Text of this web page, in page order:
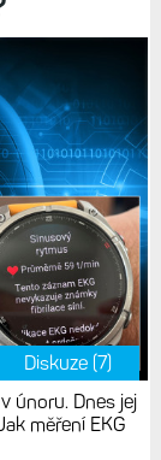
Diskuze (7)
únoru. Dnes jej
měření EKG